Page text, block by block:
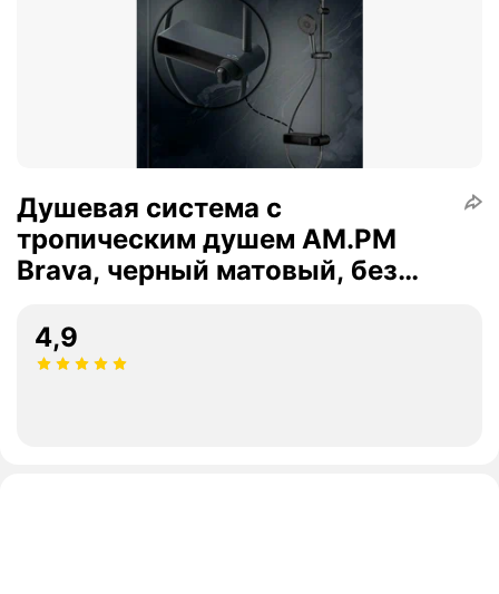
Душевая система с
тропическим душем AM.PM
Brava, черный матовый, без
штанга
4,9